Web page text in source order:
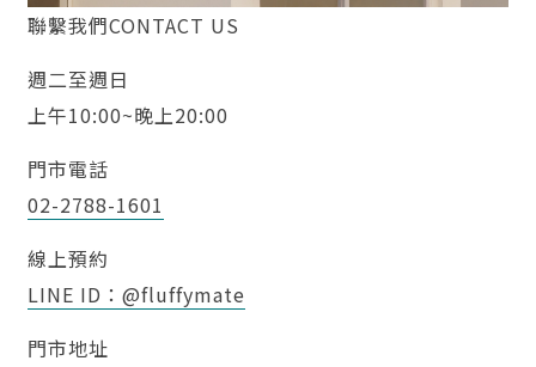
聯繫我們CONTACT US
週二至週日
上午10:00~晚上20:00
門市電話
02-2788-1601
線上預約
LINE ID：@fluffymate
門市地址